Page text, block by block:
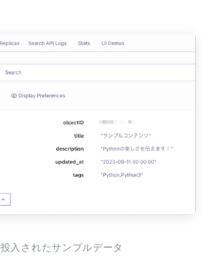
投入されたサンプルデータ